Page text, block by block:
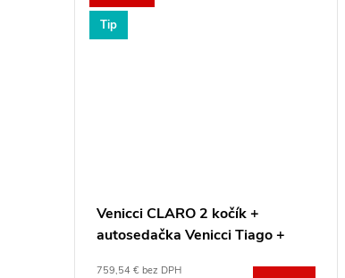
Tip
Venicci CLARO 2 kočík +
autosedačka Venicci Tiago +
759,54 € bez DPH